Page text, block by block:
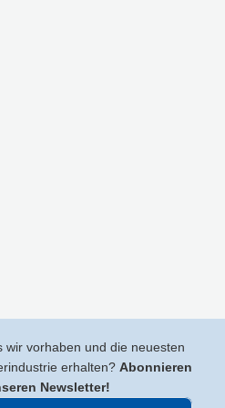
wir vorhaben und die neuesten
erhalten? Abonnieren
Newsletter!